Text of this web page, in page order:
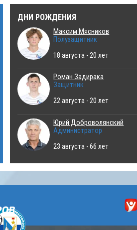
ДНИ РОЖДЕНИЯ
Максим Мясников
Полузащитник
18 августа - 20 лет
Роман Задирака
Защитник
22 августа - 20 лет
Юрий Доброволянский
Администратор
23 августа - 66 лет